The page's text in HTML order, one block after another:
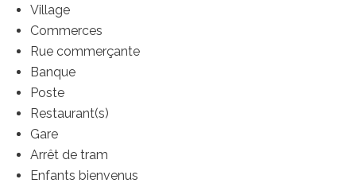
Village
Commerces
Rue commerçante
Banque
Poste
Restaurant(s)
Gare
Arrêt de tram
Enfants bienvenus